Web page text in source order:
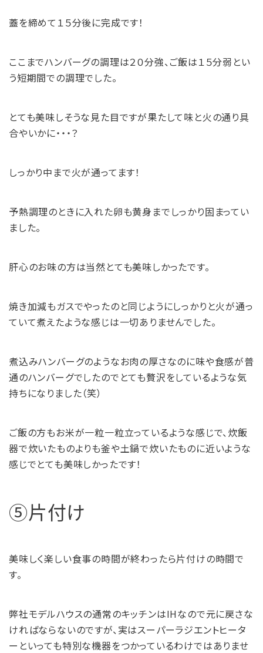
蓋を締めて１５分後に完成です！
ここまでハンバーグの調理は２０分強、ご飯は１５分弱とい
う短期間での調理でした。
とても美味しそうな見た目ですが果たして味と火の通り具
合やいかに・・・？
しっかり中まで火が通ってます！
予熱調理のときに入れた卵も黄身までしっかり固まってい
ました。
肝心のお味の方は当然とても美味しかったです。
焼き加減もガスでやったのと同じようにしっかりと火が通っ
ていて煮えたような感じは一切ありませんでした。
煮込みハンバーグのようなお肉の厚さなのに味や食感が普
通のハンバーグでしたのでとても贅沢をしているような気
持ちになりました（笑）
ご飯の方もお米が一粒一粒立っているような感じで、炊飯
器で炊いたものよりも釜や土鍋で炊いたものに近いような
感じでとても美味しかったです！
⑤片付け
美味しく楽しい食事の時間が終わったら片付けの時間で
す。
弊社モデルハウスの通常のキッチンはIHなので元に戻さな
ければならないのですが、実はスーパーラジエントヒータ
ーといっても特別な機器をつかっているわけではありませ